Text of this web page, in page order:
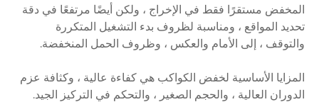
المخفض مستقرًا فقط في الإخراج ، ولكن أيضًا مرتفعًا في دقة
تحديد المواقع ، ومناسبة لظروف بدء التشغيل المتكررة
والتوقف ، إلى الأمام والعكس ، وظروف الحمل المنخفضة.
المزايا الأساسية لخفض الكواكب هي كفاءة عالية ، وكثافة عزم
الدوران العالية ، والحجم الصغير ، والتحكم في التركيز الجيد.